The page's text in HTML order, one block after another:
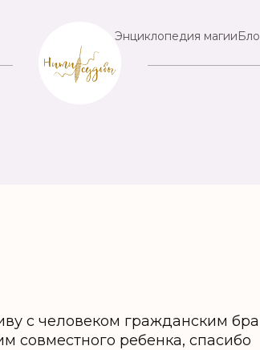
Энциклопедия магии
с человеком гражданским
совместного ребенка, спасибо